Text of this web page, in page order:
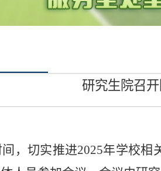
研究生院召
，切实推进2025年学校